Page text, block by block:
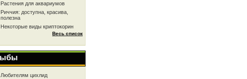
Растения для аквариумов
Риччия: доступна, красива,
полезна
Некоторые виды криптокорин
Весь список
Любителям цихлид